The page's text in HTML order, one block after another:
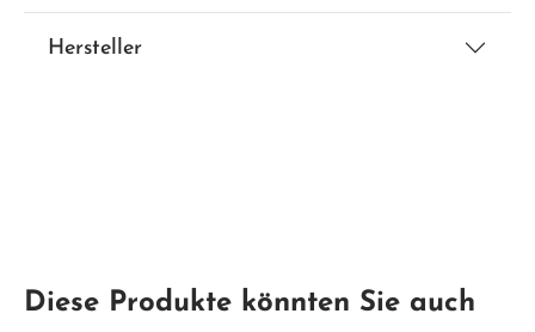
Hersteller
Diese Produkte könnten Sie auch